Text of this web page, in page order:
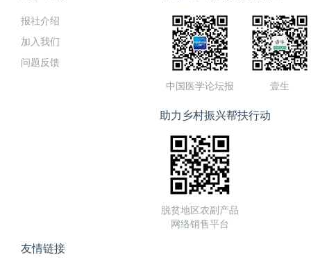
报社介绍
加入我们
问题反馈
中国医学论坛报 壹生
助力乡村振兴帮扶行动
脱贫地区农副产品
网络销售平台
友情链接